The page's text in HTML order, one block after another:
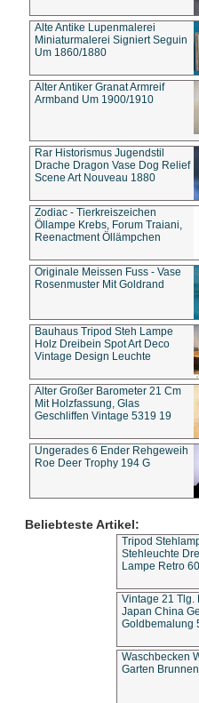
Alte Antike Lupenmalerei
Miniaturmalerei Signiert Seguin
Um 1860/1880
Alter Antiker Granat Armreif
Armband Um 1900/1910
Rar Historismus Jugendstil
Drache Dragon Vase Dog Relief
Scene Art Nouveau 1880
Zodiac - Tierkreiszeichen
Öllampe Krebs, Forum Traiani,
Reenactment Öllämpchen
Originale Meissen Fuss - Vase
Rosenmuster Mit Goldrand
Bauhaus Tripod Steh Lampe
Holz Dreibein Spot Art Deco
Vintage Design Leuchte
Alter Großer Barometer 21 Cm
Mit Holzfassung, Glas
Geschliffen Vintage 5319 19
Ungerades 6 Ender Rehgeweih
Roe Deer Trophy 194 G
Beliebteste Artikel:
Tripod
Stehleuchte
Lampe Retro
Vintage 21 Tlg.
Japan China
Goldbemalung
Waschbecken
Garten